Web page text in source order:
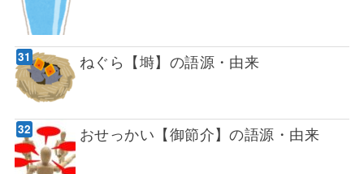
ねぐら【塒】の語源・由来
おせっかい【御節介】の語源・由来